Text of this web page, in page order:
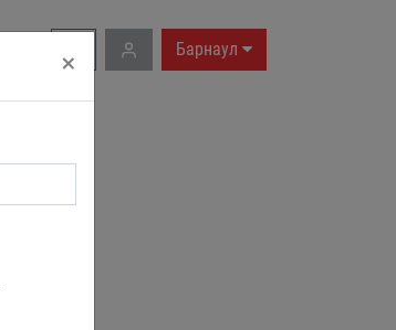
Барнаул
×